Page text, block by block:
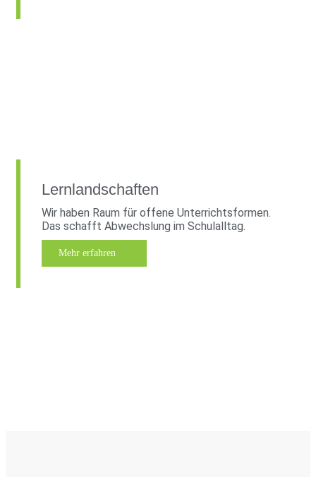
Lernlandschaften
Wir haben Raum für offene Unterrichtsformen.
Das schafft Abwechslung im Schulalltag.
Mehr erfahren